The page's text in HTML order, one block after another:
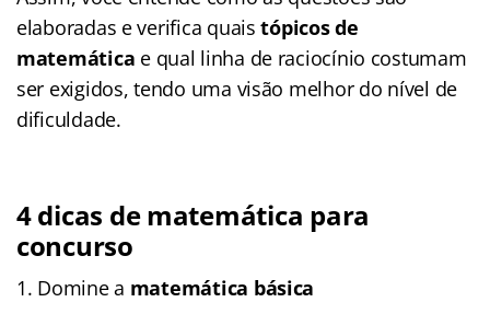
elaboradas e verifica quaistópicos de
matemática e qual linha de raciocínio costumam
ser exigidos, tendo uma visão melhor do nível de
dificuldade.
4 dicas de matemática para
concurso
1. Domine a matemática básica